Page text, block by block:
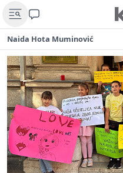
Naida Hota Muminović